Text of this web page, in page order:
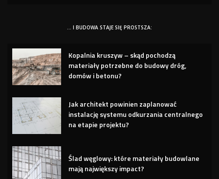
… I BUDOWA STAJE SIĘ PROSTSZA:
Kopalnia kruszyw – skąd pochodzą
materiały potrzebne do budowy dróg,
domów i betonu?
Jak architekt powinien zaplanować
instalację systemu odkurzania centralnego
na etapie projektu?
Ślad węglowy: które materiały budowlane
mają największy impact?